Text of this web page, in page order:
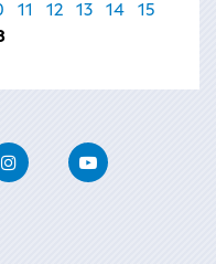
11 12 13 14
15
InstagramYoutube